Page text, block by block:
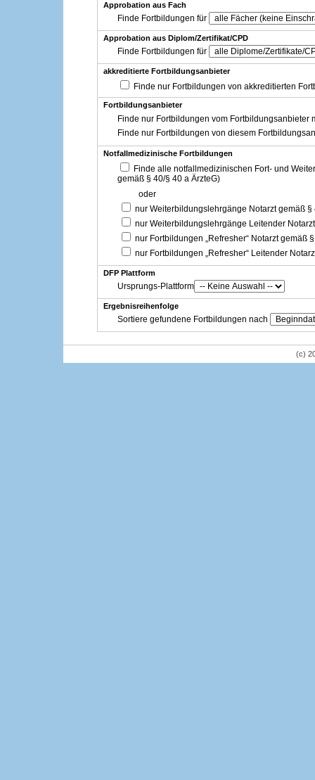
Approbation aus Fach
Finde Fortbildungen für
Approbation aus Diplom/Zertifikat/CPD
Finde Fortbildungen für
akkreditierte Fortbildungsanbieter
Finde nur Fortbildungen von akkreditierten
Fortbildungsanbieter
Finde nur Fortbildungen vom Fortbildungsanbieter
Finde nur Fortbildungen von diesem
Notfallmedizinische Fortbildungen
Finde alle notfallmedizinischen Fort- und
gemäß § 40/§ 40 a ÄrzteG)
oder
nur Weiterbildungslehrgänge Notarzt gemäß §
nur Weiterbildungslehrgänge Leitender
nur Fortbildungen „Refresher“ Notarzt gemäß
nur Fortbildungen „Refresher“ Leitender
DFP Plattform
Ursprungs-Plattform
Ergebnisreihenfolge
Sortiere gefundene Fortbildungen nach
(c)